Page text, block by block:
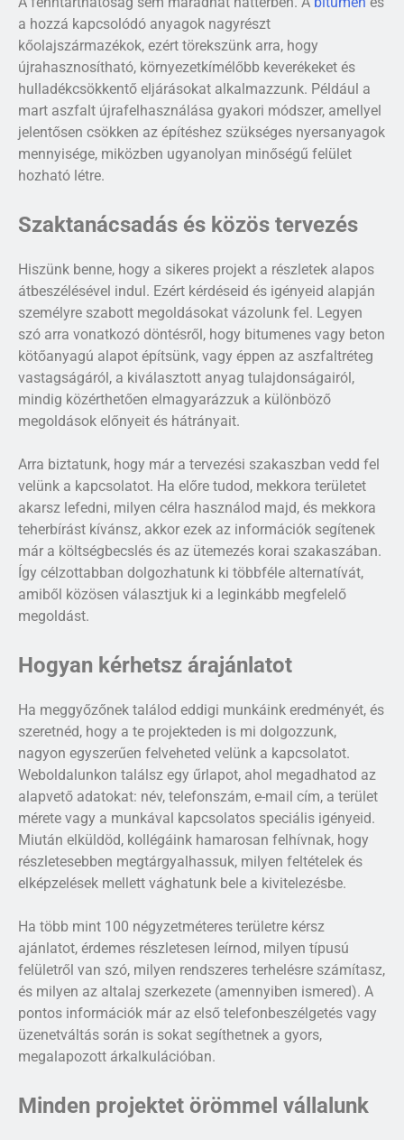
a hozzá kapcsolódó anyagok nagyrészt
kőolajszármazékok, ezért törekszünk arra, hogy
újrahasznosítható, környezetkímélőbb keverékeket és
hulladékcsökkentő eljárásokat alkalmazzunk. Például a
mart aszfalt újrafelhasználása gyakori módszer, amellyel
jelentősen csökken az építéshez szükséges nyersanyagok
mennyisége, miközben ugyanolyan minőségű felület
hozható létre.
Szaktanácsadás és közös tervezés
Hiszünk benne, hogy a sikeres projekt a részletek alapos
átbeszélésével indul. Ezért kérdéseid és igényeid alapján
személyre szabott megoldásokat vázolunk fel. Legyen
szó arra vonatkozó döntésről, hogy bitumenes vagy beton
kötőanyagú alapot építsünk, vagy éppen az aszfaltréteg
vastagságáról, a kiválasztott anyag tulajdonságairól,
mindig közérthetően elmagyarázzuk a különböző
megoldások előnyeit és hátrányait.
Arra biztatunk, hogy már a tervezési szakaszban vedd fel
velünk a kapcsolatot. Ha előre tudod, mekkora területet
akarsz lefedni, milyen célra használod majd, és mekkora
teherbírást kívánsz, akkor ezek az információk segítenek
már a költségbecslés és az ütemezés korai szakaszában.
Így célzottabban dolgozhatunk ki többféle alternatívát,
amiből közösen választjuk ki a leginkább megfelelő
megoldást.
Hogyan kérhetsz árajánlatot
Ha meggyőzőnek találod eddigi munkáink eredményét, és
szeretnéd, hogy a te projekteden is mi dolgozzunk,
nagyon egyszerűen felveheted velünk a kapcsolatot.
Weboldalunkon találsz egy űrlapot, ahol megadhatod az
alapvető adatokat: név, telefonszám, e-mail cím, a terület
mérete vagy a munkával kapcsolatos speciális igényeid.
Miután elküldöd, kollégáink hamarosan felhívnak, hogy
részletesebben megtárgyalhassuk, milyen feltételek és
elképzelések mellett vághatunk bele a kivitelezésbe.
Ha több mint 100 négyzetméteres területre kérsz
ajánlatot, érdemes részletesen leírnod, milyen típusú
felületről van szó, milyen rendszeres terhelésre számítasz,
és milyen az altalaj szerkezete (amennyiben ismered). A
pontos információk már az első telefonbeszélgetés vagy
üzenetváltás során is sokat segíthetnek a gyors,
megalapozott árkalkulációban.
Minden projektet örömmel vállalunk